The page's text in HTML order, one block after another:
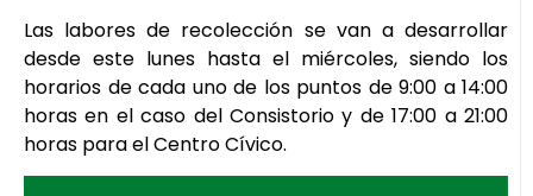
Las labores de recolección se van a desarrollar
desde este lunes hasta el miércoles, siendo los
horarios de cada uno de los puntos de 9:00 a 14:00
horas en el caso del Consistorio y de 17:00 a 21:00
horas para el Centro Cívico.